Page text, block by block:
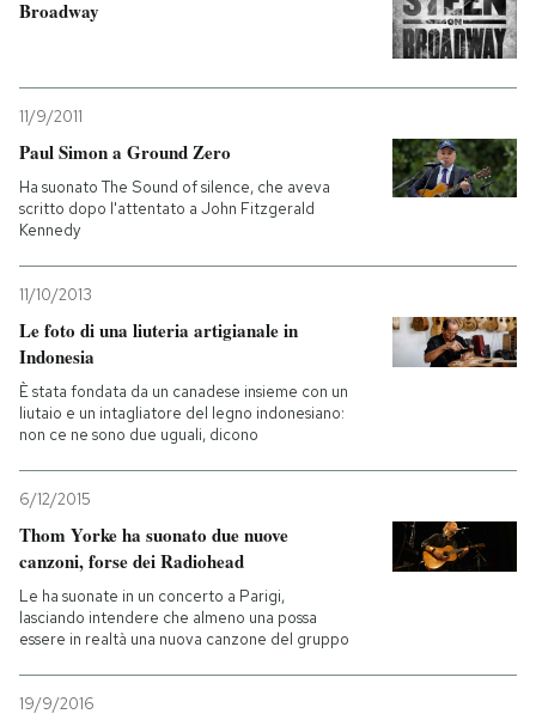
Broadway
11/9/2011
Paul Simon a Ground Zero
Ha suonato The Sound of silence, che aveva
scritto dopo l'attentato a John Fitzgerald
Kennedy
11/10/2013
Le foto di una liuteria artigianale in
Indonesia
È stata fondata da un canadese insieme con un
liutaio e un intagliatore del legno indonesiano:
non ce ne sono due uguali, dicono
6/12/2015
Thom Yorke ha suonato due nuove
canzoni, forse dei Radiohead
Le ha suonate in un concerto a Parigi,
lasciando intendere che almeno una possa
essere in realtà una nuova canzone del gruppo
19/9/2016